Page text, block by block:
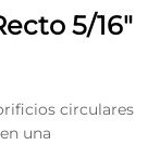
5/16″
circulares
una